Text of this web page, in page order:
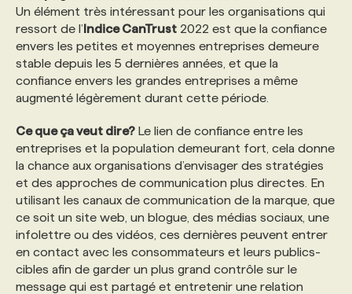
Un élément très intéressant pour les organisations qui
ressort de l’Indice CanTrust 2022 est que la confiance
envers les petites et moyennes entreprises demeure
stable depuis les 5 dernières années, et que la
confiance envers les grandes entreprises a même
augmenté légèrement durant cette période.
Ce que ça veut dire? Le lien de confiance entre les
entreprises et la population demeurant fort, cela donne
la chance aux organisations d’envisager des stratégies
et des approches de communication plus directes. En
utilisant les canaux de communication de la marque, que
ce soit un site web, un blogue, des médias sociaux, une
infolettre ou des vidéos, ces dernières peuvent entrer
en contact avec les consommateurs et leurs publics-
cibles afin de garder un plus grand contrôle sur le
message qui est partagé et entretenir une relation